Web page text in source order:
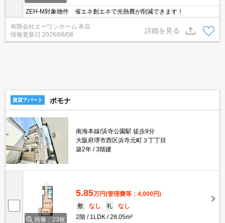
ZEH-M対象物件 省エネ創エネで光熱費が削減できます！
有限会社エーワンホーム 本店
情報更新日 2026/08/08
詳細を見る
賃貸アパート ポモナ
南海本線/浜寺公園駅 徒歩9分
大阪府堺市西区浜寺元町３丁丁目
築2年
3階建
画像：23枚
5.85万円(管理費等：4,000円)
敷
なし 礼
なし
2階
1LDK 28.05m²